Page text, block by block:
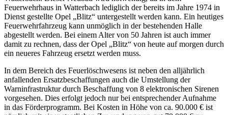
Feuerwehrhaus in Watterbach lediglich der bereits im Jahre 1974 in
Dienst gestellte Opel „Blitz“ untergestellt werden kann. Ein heutiges
Feuerwehrfahrzeug kann unmöglich in der bestehenden Halle
abgestellt werden. Bei einem Alter von 50 Jahren ist auch immer
damit zu rechnen, dass der Opel „Blitz“ von heute auf morgen durch
ein neueres Fahrzeug ersetzt werden muss.
In dem Bereich des Feuerlöschwesens ist neben den alljährlich
anfallenden Ersatzbeschaffungen auch die Umstellung der
Warninfrastruktur durch Beschaffung von 8 elektronischen Sirenen
vorgesehen. Dies erfolgt jedoch nur bei entsprechender Aufnahme
in das Förderprogramm. Bei Kosten in Höhe von ca. 90.000 € ist